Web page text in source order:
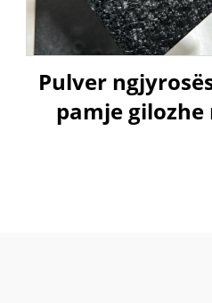
Pulver
pamje gilozhe